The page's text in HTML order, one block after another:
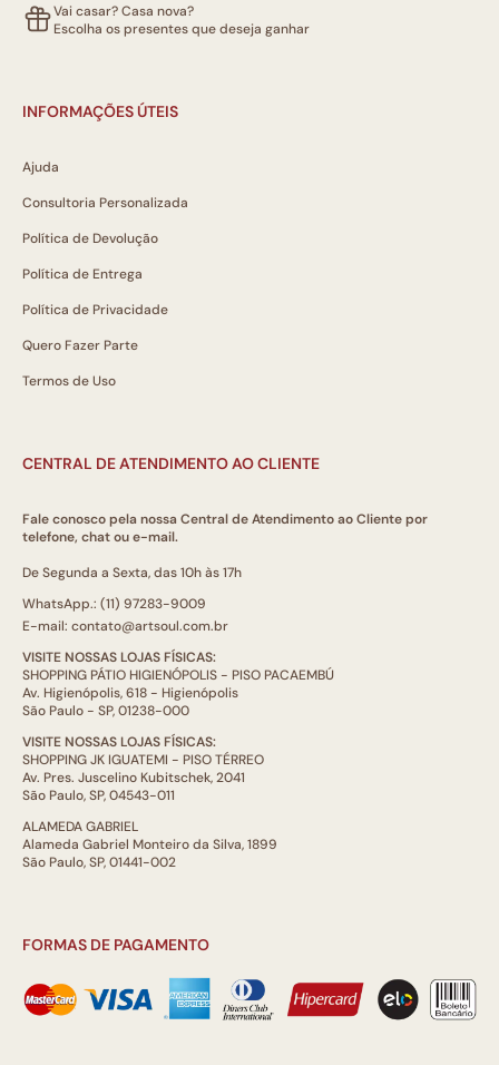
Vai casar? Casa nova?
Escolha os presentes que deseja ganhar
INFORMAÇÕES ÚTEIS
Ajuda
Consultoria Personalizada
Política de Devolução
Política de Entrega
Política de Privacidade
Quero Fazer Parte
Termos de Uso
CENTRAL DE ATENDIMENTO AO CLIENTE
Fale conosco pela nossa Central de Atendimento ao Cliente por
telefone, chat ou e-mail.
De Segunda a Sexta, das 10h às 17h
WhatsApp.: (11) 97283-9009
E-mail: contato@artsoul.com.br
VISITE NOSSAS LOJAS FÍSICAS:
SHOPPING PÁTIO HIGIENÓPOLIS - PISO PACAEMBÚ
Av. Higienópolis, 618 - Higienópolis
São Paulo - SP, 01238-000
VISITE NOSSAS LOJAS FÍSICAS:
SHOPPING JK IGUATEMI - PISO TÉRREO
Av. Pres. Juscelino Kubitschek, 2041
São Paulo, SP, 04543-011
ALAMEDA GABRIEL
Alameda Gabriel Monteiro da Silva, 1899
São Paulo, SP, 01441-002
FORMAS DE PAGAMENTO